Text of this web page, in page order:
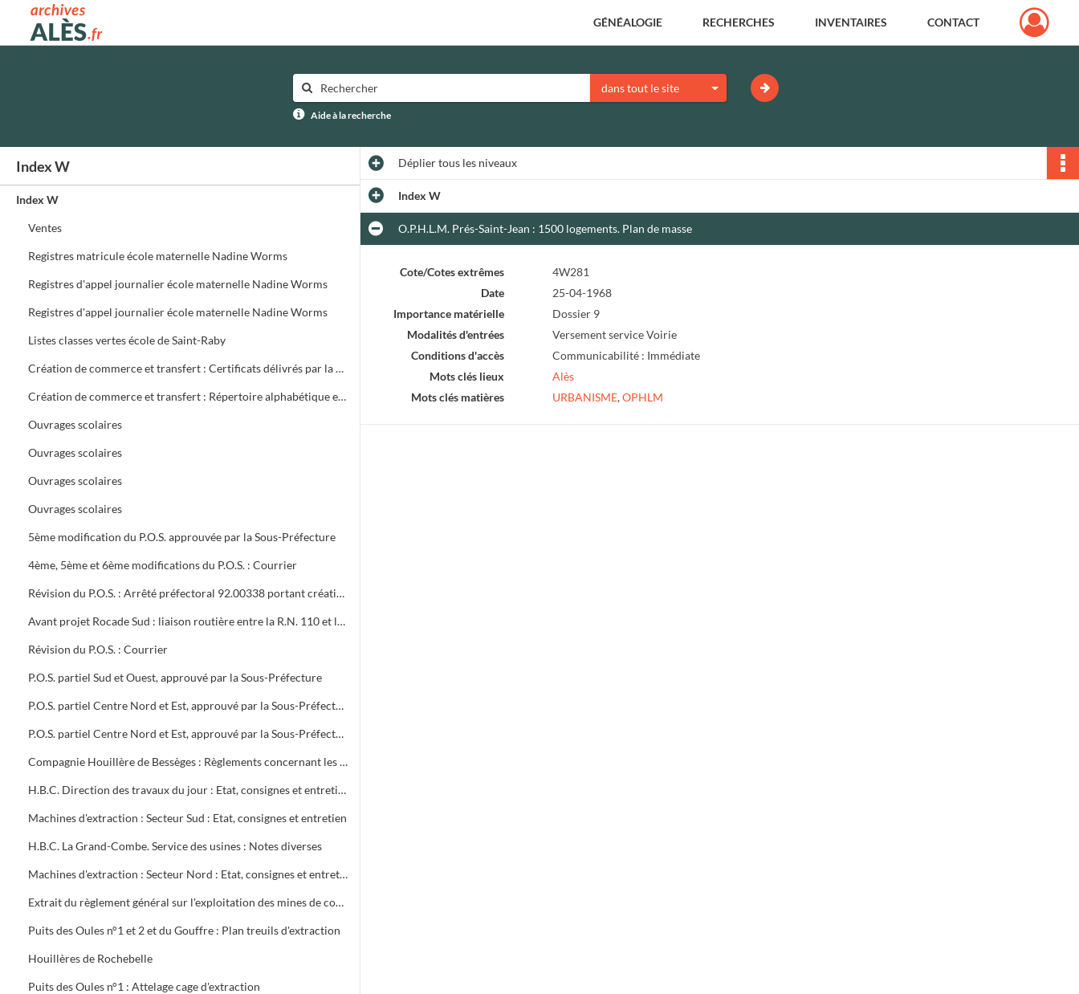
Archives municipales d'Alès GÉNÉALOGIE RECHERCHES INVENTAIRES CONTACT
dans tout le site
Aide à la recherche
Index W
Index W
Ventes
Registres matricule école maternelle Nadine Worms
Registres d'appel journalier école maternelle Nadine Worms
Registres d'appel journalier école maternelle Nadine Worms
Listes classes vertes école de Saint-Raby
Création de commerce et transfert : Certificats délivrés par la mairie
Création de commerce et transfert : Répertoire alphabétique et chronologique
Ouvrages scolaires
Ouvrages scolaires
Ouvrages scolaires
Ouvrages scolaires
5ème modification du P.O.S. approuvée par la Sous-Préfecture
4ème, 5ème et 6ème modifications du P.O.S. : Courrier
Révision du P.O.S. : Arrêté préfectoral 92.00338 portant création d'utilité publique projet à 2x2 voies R.N.106 entre Alès et Boucoiran
Avant projet Rocade Sud : liaison routière entre la R.N. 110 et la R.N. 106
Révision du P.O.S. : Courrier
P.O.S. partiel Sud et Ouest, approuvé par la Sous-Préfecture
P.O.S. partiel Centre Nord et Est, approuvé par la Sous-Préfecture
P.O.S. partiel Centre Nord et Est, approuvé par la Sous-Préfecture
Compagnie Houillère de Bessèges : Règlements concernant les ouvriers
H.B.C. Direction des travaux du jour : Etat, consignes et entretien des machines d'extraction
Machines d'extraction : Secteur Sud : Etat, consignes et entretien
H.B.C. La Grand-Combe. Service des usines : Notes diverses
Machines d'extraction : Secteur Nord : Etat, consignes et entretien
Extrait du règlement général sur l'exploitation des mines de combustibles : décret du 13 août 1911 modifié en mai 1931
Puits des Oules n°1 et 2 et du Gouffre : Plan treuils d'extraction
Houillères de Rochebelle
Puits des Oules n°1 : Attelage cage d'extraction
Dépliertous les niveaux
Index W
O.P.H.L.M. Prés-Saint-Jean : 1500 logements. Plan de masse
Cote/Cotes extrêmes
4W281
Date
25-04-1968
Importance matérielle
Dossier 9
Modalités d'entrées
Versement service Voirie
Conditions d'accès
Communicabilité : Immédiate
Mots clés lieux
Alès
Mots clés matières
URBANISME,OPHLM